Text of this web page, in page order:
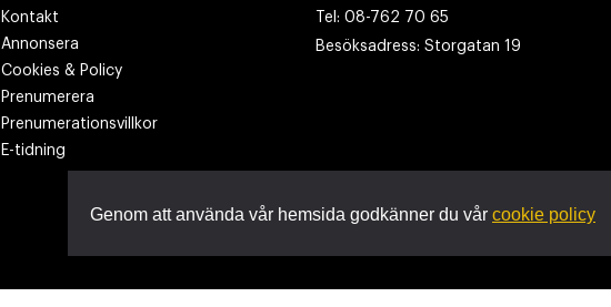
Kontakt
Annonsera
Cookies & Policy
Prenumerera
Prenumerationsvillkor
E-tidning
Tel: 08-762 70 65
Besöksadress: Storgatan 19
Genom att använda vår hemsida godkänner du vår cookie policy